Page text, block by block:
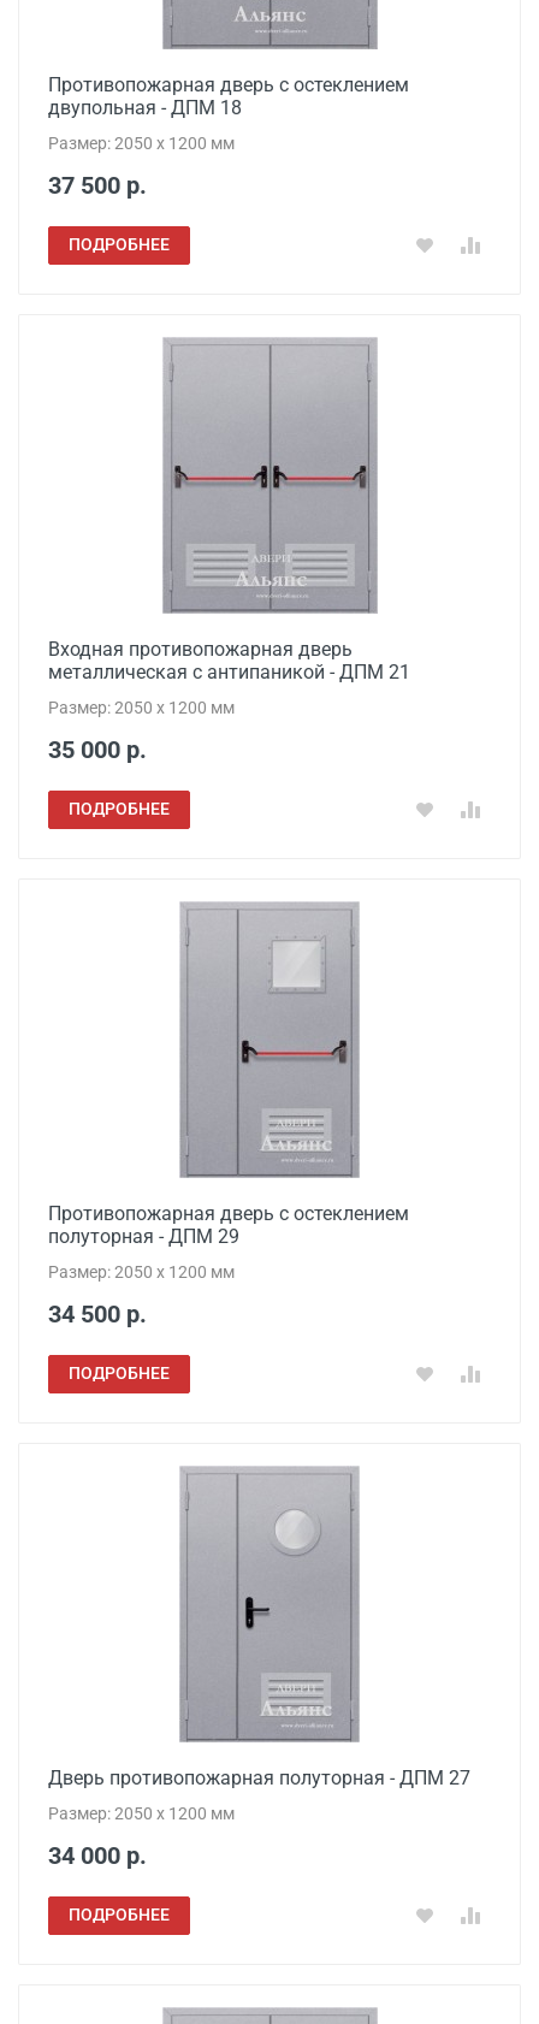
Противопожарная дверь с остеклением
двупольная - ДПМ 18
Размер: 2050 x 1200 мм
37 500 р.
ПОДРОБНЕЕ
Входная противопожарная дверь
металлическая с антипаникой - ДПМ 21
Размер: 2050 x 1200 мм
35 000 р.
ПОДРОБНЕЕ
Противопожарная дверь с остеклением
полуторная - ДПМ 29
Размер: 2050 x 1200 мм
34 500 р.
ПОДРОБНЕЕ
Дверь противопожарная полуторная - ДПМ 27
Размер: 2050 x 1200 мм
34 000 р.
ПОДРОБНЕЕ